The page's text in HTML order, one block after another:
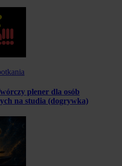
plener dla osób
na studia (dogrywka)